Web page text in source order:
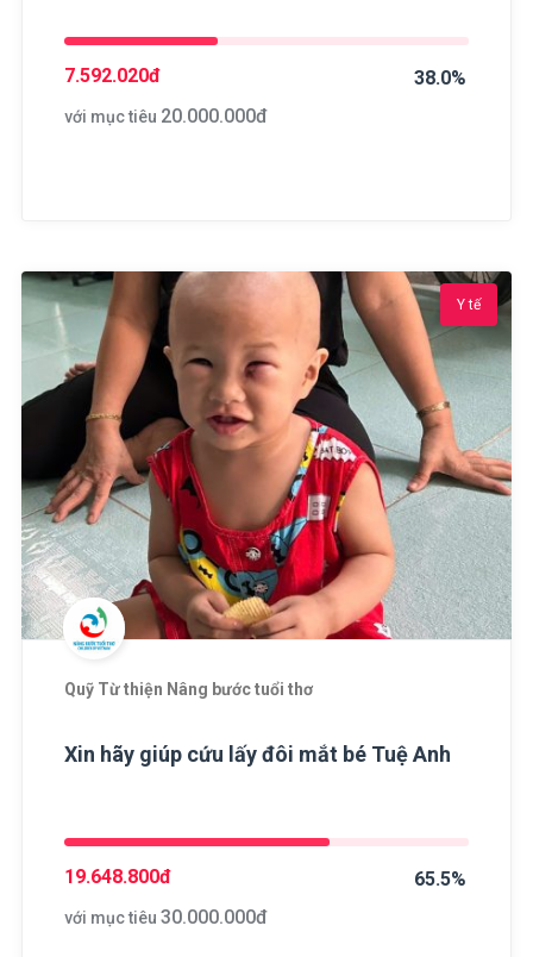
38.0%
7.592.020đ
với mục tiêu 20.000.000đ
Y tế
Quỹ Từ thiện Nâng bước tuổi thơ
Xin hãy giúp cứu lấy đôi mắt bé Tuệ Anh
65.5%
19.648.800đ
với mục tiêu 30.000.000đ